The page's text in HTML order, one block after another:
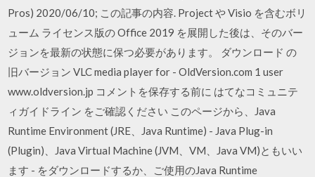
Pros) 2020/06/10; この記事の内容. Project や Visio を含むボリ
ューム ライセンス版の Office 2019 を展開した後は、そのバー
ジョンを最新の状態に保つ必要があります。 ダウンロード の
旧バージョン VLC media player for - OldVersion.com 1 user
www.oldversion.jp コメントを保存する前に はてなコミュニテ
ィガイドライン をご確認ください このページから、Java
Runtime Environment (JRE、Java Runtime) - Java Plug-in
(Plugin)、Java Virtual Machine (JVM、VM、Java VM)ともいい
ます - をダウンロードするか、ご使用のJava Runtime